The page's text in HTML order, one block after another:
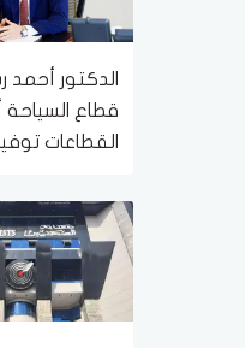
الدكتور أحمد
قطاع السياحة
القطاعات